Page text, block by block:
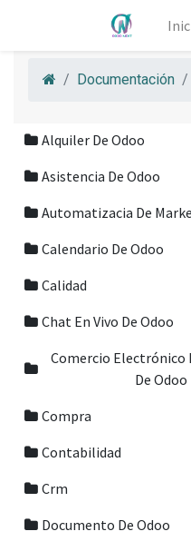
Documentación
Alquiler De Odoo
Asistencia De Odoo
Automatizacia De
Calendario De Odoo
Calidad
Chat En Vivo De Odoo
Comercio Electrónico
De Odoo
Compra
Contabilidad
Crm
Documento De Odoo